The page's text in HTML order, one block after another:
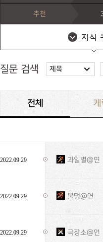
추천
질문 검색 제목
전체 캐
2022.09.29 과일별@연
2022.09.29 뿔댕@연
2022.09.29 극장소@연